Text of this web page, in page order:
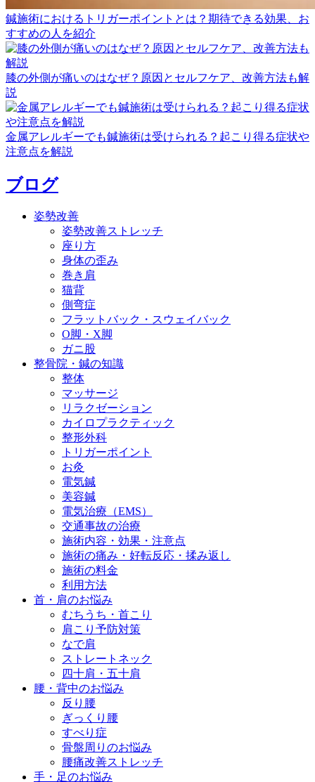
鍼施術におけるトリガーポイントとは？期待できる効果、お
すすめの人を紹介
膝の外側が痛いのはなぜ？原因とセルフケア、改善方法も解
説
金属アレルギーでも鍼施術は受けられる？起こり得る症状や
注意点を解説
ブログ
姿勢改善
姿勢改善ストレッチ
座り方
身体の歪み
巻き肩
猫背
側弯症
フラットバック・スウェイバック
O脚・X脚
ガニ股
整骨院・鍼の知識
整体
マッサージ
リラクゼーション
カイロプラクティック
整形外科
トリガーポイント
お灸
電気鍼
美容鍼
電気治療（EMS）
交通事故の治療
施術内容・効果・注意点
施術の痛み・好転反応・揉み返し
施術の料金
利用方法
首・肩のお悩み
むちうち・首こり
肩こり予防対策
なで肩
ストレートネック
四十肩・五十肩
腰・背中のお悩み
反り腰
ぎっくり腰
すべり症
骨盤周りのお悩み
腰痛改善ストレッチ
手・足のお悩み